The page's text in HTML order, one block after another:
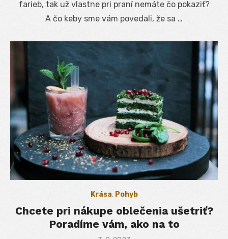
farieb, tak už vlastne pri praní nemáte čo pokaziť?
A čo keby sme vám povedali, že sa …
Krása, Pohyb
Chcete pri nákupe oblečenia ušetriť?
Poradíme vám, ako na to